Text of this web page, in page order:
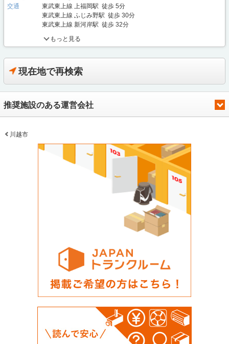
交通
東武東上線 上福岡駅 徒歩 5分
東武東上線 ふじみ野駅 徒歩 30分
東武東上線 新河岸駅 徒歩 32分
もっと見る
現在地で再検索
推奨施設のある運営会社
川越市